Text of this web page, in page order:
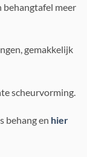
behangtafel meer
gemakkelijk
scheurvorming.
behang en hier